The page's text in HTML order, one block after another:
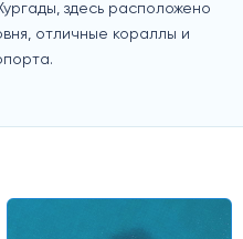
здесь расположено
отличные кораллы и